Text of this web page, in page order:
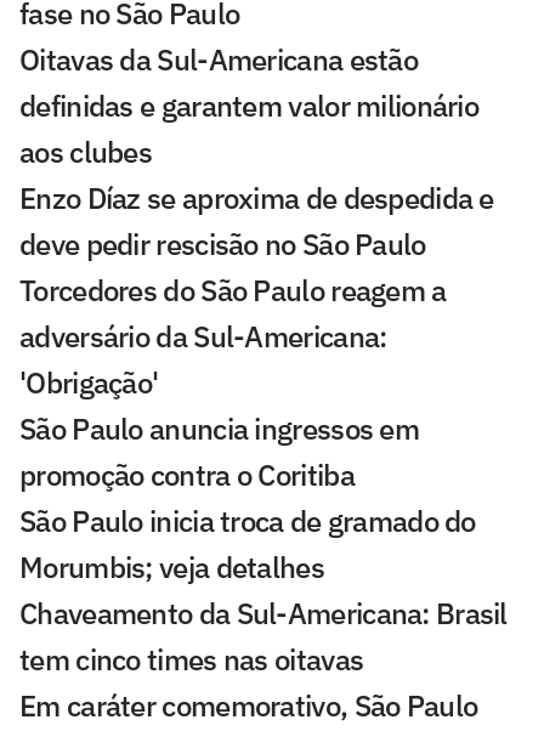
fase no São Paulo
Oitavas da Sul-Americana estão
definidas e garantem valor milionário
aos clubes
Enzo Díaz se aproxima de despedida e
deve pedir rescisão no São Paulo
Torcedores do São Paulo reagem a
adversário da Sul-Americana:
'Obrigação'
São Paulo anuncia ingressos em
promoção contra o Coritiba
São Paulo inicia troca de gramado do
Morumbis; veja detalhes
Chaveamento da Sul-Americana: Brasil
tem cinco times nas oitavas
Em caráter comemorativo, São Paulo